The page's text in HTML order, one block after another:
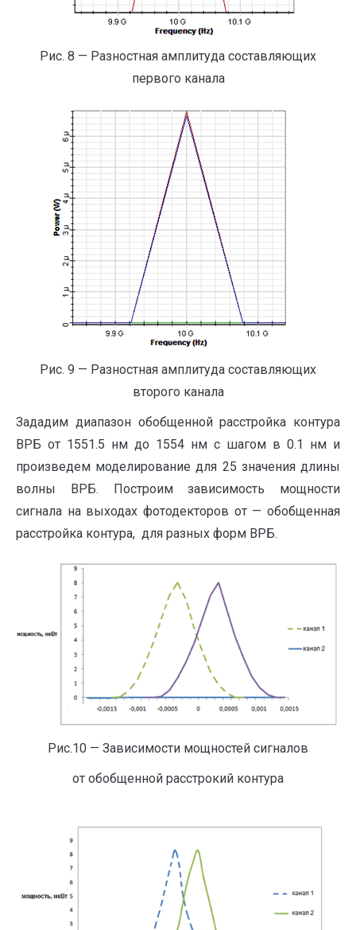
Рис. 8 — Разностная амплитуда составляющих
первого канала
Рис. 9 — Разностная амплитуда составляющих
второго канала
Зададим диапазон обобщенной расстройка контура
ВРБ от 1551.5 нм до 1554 нм с шагом в 0.1 нм и
произведем моделирование для 25 значения длины
волны ВРБ. Построим зависимость мощности
сигнала на выходах фотодекторов от — обобщенная
расстройка контура, для разных форм ВРБ.
Рис.10 — Зависимости мощностей сигналов
от обобщенной расстрокий контура